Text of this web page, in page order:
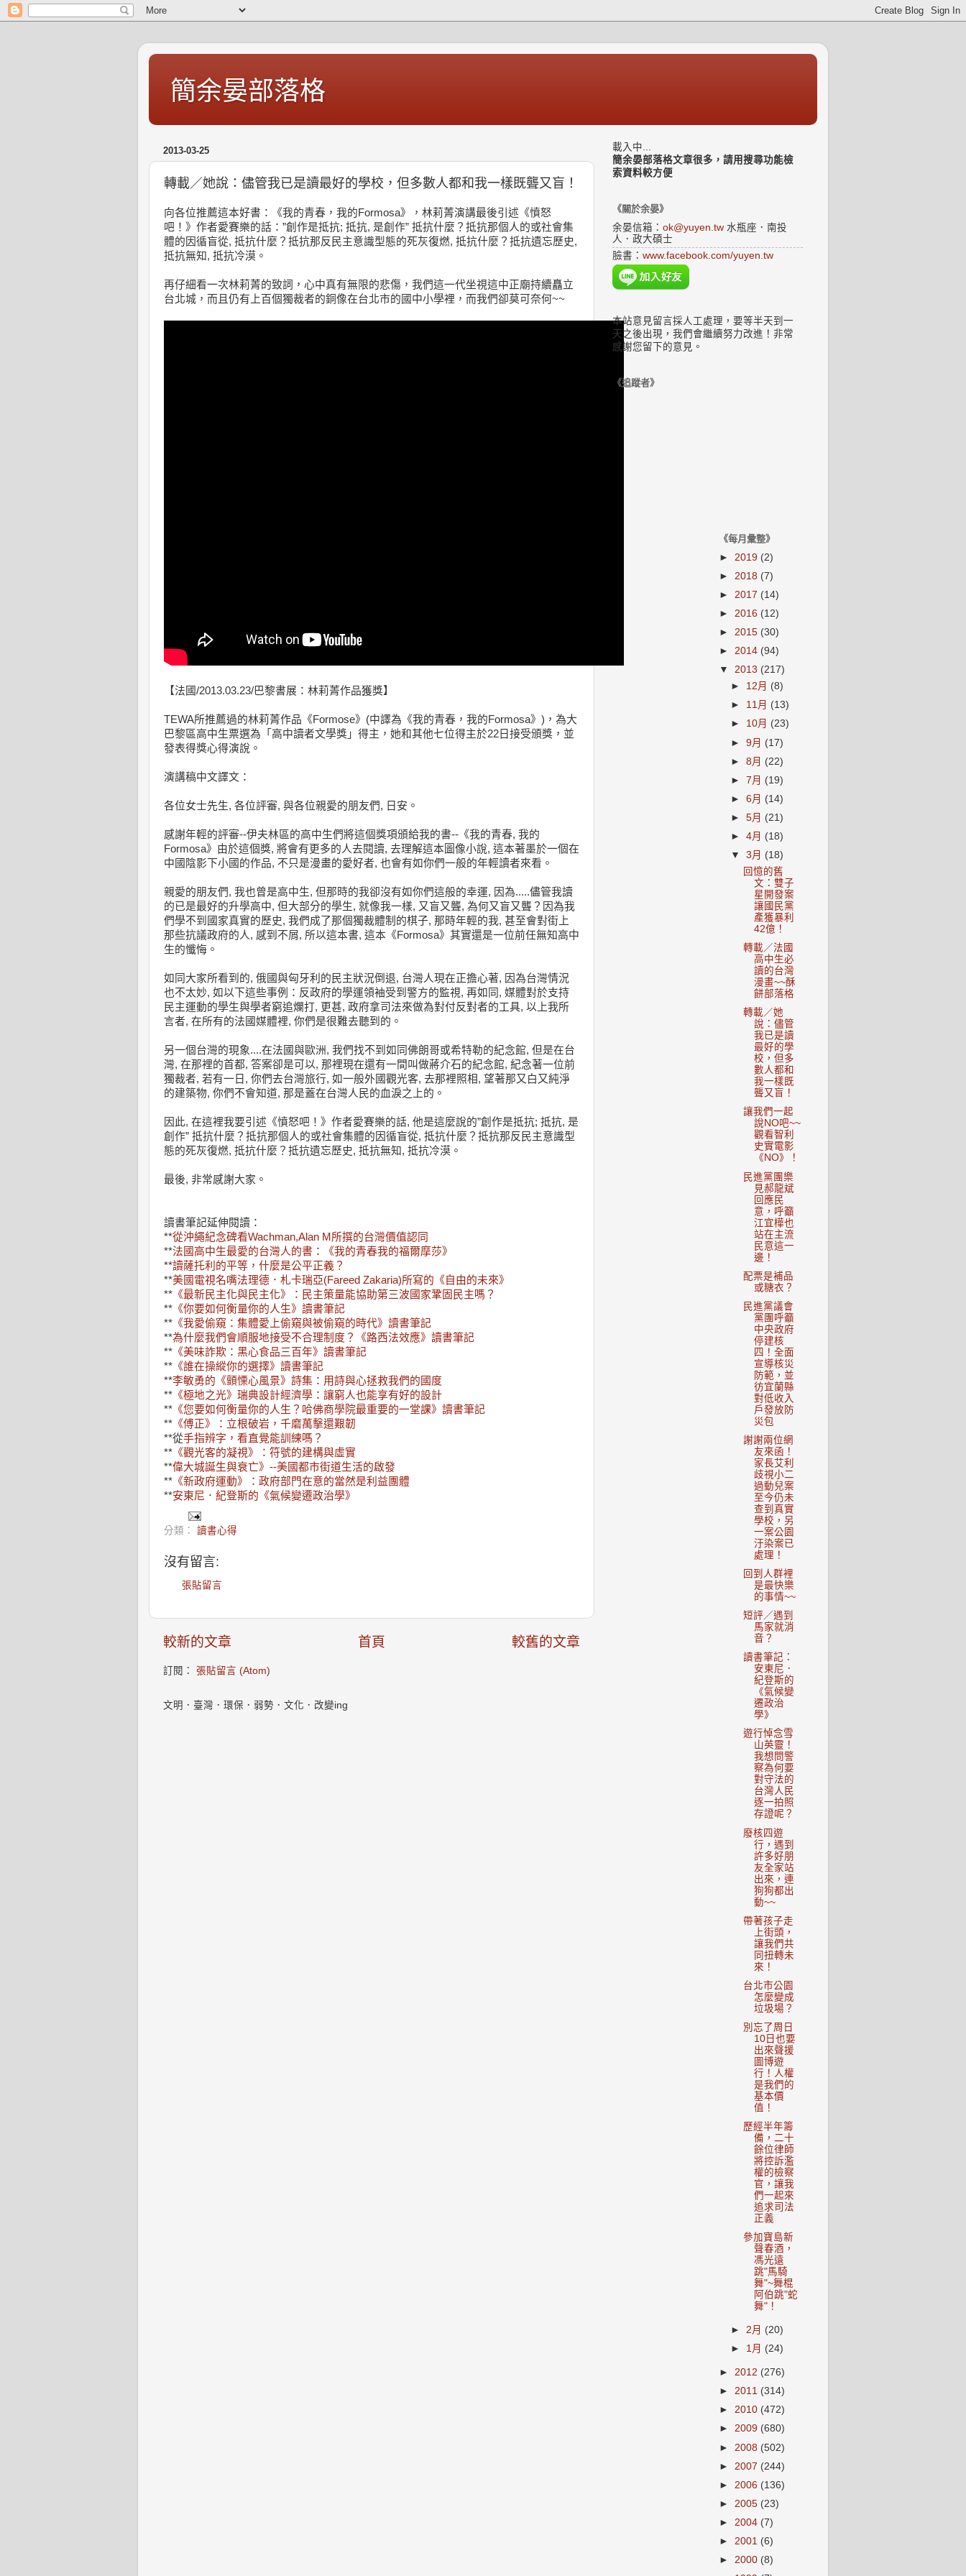
簡余晏部落格
2013-03-25
轉載／她說：儘管我已是讀最好的學校，但多數人都和我一樣既聾又盲！
向各位推薦這本好書：《我的青春，我的Formosa》，林莉菁演講最後引述《憤怒
吧！》作者愛賽樂的話：”創作是抵抗; 抵抗, 是創作” 抵抗什麼？抵抗那個人的或社會集
體的因循盲從, 抵抗什麼？抵抗那反民主意識型態的死灰復燃, 抵抗什麼？抵抗遺忘歷史,
抵抗無知, 抵抗冷漠。
再仔細看一次林莉菁的致詞，心中真有無限的悲傷，我們這一代坐視這中正廟持續矗立
台北城，而且仍有上百個獨裁者的銅像在台北市的國中小學裡，而我們卻莫可奈何~~
【法國/2013.03.23/巴黎書展：林莉菁作品獲獎】
TEWA所推薦過的林莉菁作品《Formose》(中譯為《我的青春，我的Formosa》)，為大
巴黎區高中生票選為「高中讀者文學獎」得主，她和其他七位得主於22日接受頒獎，並
發表得獎心得演說。
演講稿中文譯文：
各位女士先生, 各位評審, 與各位親愛的朋友們, 日安。
感謝年輕的評審--伊夫林區的高中生們將這個獎項頒給我的書--《我的青春, 我的
Formosa》由於這個獎, 將會有更多的人去閱讀, 去理解這本圖像小說, 這本著墨於一個在
中國陰影下小國的作品, 不只是漫畫的愛好者, 也會有如你們一般的年輕讀者來看。
親愛的朋友們, 我也曾是高中生, 但那時的我卻沒有如你們這般的幸運, 因為.....儘管我讀
的已是最好的升學高中, 但大部分的學生, 就像我一樣, 又盲又聾, 為何又盲又聾？因為我
們學不到國家真實的歷史, 我們成了那個獨裁體制的棋子, 那時年輕的我, 甚至會對街上
那些抗議政府的人, 感到不屑, 所以這本書, 這本《Formosa》其實還是一位前任無知高中
生的懺悔。
如同大家所看到的, 俄國與匈牙利的民主狀況倒退, 台灣人現在正擔心著, 因為台灣情況
也不太妙, 如以下這些事例：反政府的學運領袖受到警方的監視, 再如同, 媒體對於支持
民主運動的學生與學者窮追爛打, 更甚, 政府拿司法來做為對付反對者的工具, 以上我所
言者, 在所有的法國媒體裡, 你們是很難去聽到的。
另一個台灣的現象....在法國與歐洲, 我們找不到如同佛朗哥或希特勒的紀念館, 但是在台
灣, 在那裡的首都, 答案卻是可以, 那裡現在還有一間叫做蔣介石的紀念館, 紀念著一位前
獨裁者, 若有一日, 你們去台灣旅行, 如一般外國觀光客, 去那裡照相, 望著那又白又純淨
的建築物, 你們不會知道, 那是蓋在台灣人民的血淚之上的。
因此, 在這裡我要引述《憤怒吧！》作者愛賽樂的話, 他是這麼說的”創作是抵抗; 抵抗, 是
創作” 抵抗什麼？抵抗那個人的或社會集體的因循盲從, 抵抗什麼？抵抗那反民主意識型
態的死灰復燃, 抵抗什麼？抵抗遺忘歷史, 抵抗無知, 抵抗冷漠。
最後, 非常感謝大家。
讀書筆記延伸閱讀：
**從沖繩紀念碑看Wachman,Alan M所撰的台灣價值認同
**法國高中生最愛的台灣人的書：《我的青春我的福爾摩莎》
**讀薩托利的平等，什麼是公平正義？
**美國電視名嘴法理德．札卡瑞亞(Fareed Zakaria)所寫的《自由的未來》
** 《最新民主化與民主化》：民主策量能協助第三波國家鞏固民主嗎？
** 《你要如何衡量你的人生》讀書筆記
** 《我愛偷窺：集體愛上偷窺與被偷窺的時代》讀書筆記
**為什麼我們會順服地接受不合理制度？《路西法效應》讀書筆記
** 《美味詐欺：黑心食品三百年》讀書筆記
** 《誰在操縱你的選擇》讀書筆記
**李敏勇的《顫慄心風景》詩集：用詩與心拯救我們的國度
** 《極地之光》瑞典設計經濟學：讓窮人也能享有好的設計
** 《您要如何衡量你的人生？哈佛商學院最重要的一堂課》讀書筆記
** 《傅正》：立根破岩，千磨萬擊還艱韌
**從手指辨字，看直覺能訓練嗎？
** 《觀光客的凝視》：符號的建構與虛實
**偉大城誕生與衰亡》--美國都市街道生活的啟發
** 《新政府運動》：政府部門在意的當然是利益團體
**安東尼．紀登斯的《氣候變遷政治學》
分類： 讀書心得
沒有留言:
張貼留言
較新的文章 較舊的文章
首頁
訂閱： 張貼留言 (Atom)
文明．臺灣．環保．弱勢．文化．改變ing
載入中...
簡余晏部落格文章很多，請用搜尋功能檢
索資料較方便
《關於余晏》
余晏信箱： ok@yuyen.tw 水瓶座．南投
人．政大碩士
臉書： www.facebook.com/yuyen.tw
本站意見留言採人工處理，要等半天到一
天之後出現，我們會繼續努力改進！非常
感謝您留下的意見。
《追蹤者》
《每月彙整》
► 2019 (2)
► 2018 (7)
► 2017 (14)
► 2016 (12)
► 2015 (30)
► 2014 (94)
▼ 2013 (217)
► 12月 (8)
► 11月 (13)
► 10月 (23)
►9月 (17)
►8月 (22)
►7月 (19)
►6月 (14)
►5月 (21)
►4月 (18)
▼3月 (18)
回憶的舊
文：雙子
星開發案
讓國民黨
產獲暴利
42億！
轉載／法國
高中生必
讀的台灣
漫畫~~酥
餅部落格
轉載／她
說：儘管
我已是讀
最好的學
校，但多
數人都和
我一樣既
聾又盲！
讓我們一起
說NO吧~~
觀看智利
史實電影
《NO》！
民進黨團樂
見郝龍斌
回應民
意，呼籲
江宜樺也
站在主流
民意這一
邊！
配票是補品
或糖衣？
民進黨議會
黨團呼籲
中央政府
停建核
四！全面
宣導核災
防範，並
彷宜蘭縣
對低收入
戶發放防
災包
謝謝兩位網
友來函！
家長艾利
歧視小二
過動兒案
至今仍未
查到真實
學校，另
一案公園
汙染案已
處理！
回到人群裡
是最快樂
的事情~~
短評／遇到
馬家就消
音？
讀書筆記：
安東尼．
紀登斯的
《氣候變
遷政治
學》
遊行悼念雪
山英靈！
我想問警
察為何要
對守法的
台灣人民
逐一拍照
存證呢？
廢核四遊
行，遇到
許多好朋
友全家站
出來，連
狗狗都出
動~~
帶著孩子走
上街頭，
讓我們共
同扭轉未
來！
台北市公園
怎麼變成
垃圾場？
別忘了周日
10日也要
出來聲援
圖博遊
行！人權
是我們的
基本價
值！
歷經半年籌
備，二十
餘位律師
將控訴濫
權的檢察
官，讓我
們一起來
追求司法
正義
參加寶島新
聲春酒，
馮光遠
跳"馬騎
舞"~舞棍
阿伯跳"蛇
舞"！
►2月 (20)
► 1月 (24)
► 2012 (276)
► 2011 (314)
► 2010 (472)
► 2009 (680)
► 2008 (502)
► 2007 (244)
► 2006 (136)
► 2005 (23)
► 2004 (7)
► 2001 (6)
► 2000 (8)